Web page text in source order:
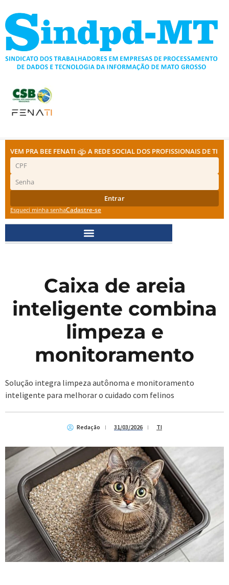
para
conteúdo
VEM PRA BEE FENATI A REDE SOCIAL DOS PROFISSIONAIS DE TI
Entrar
Esqueci minha senhaCadastre-se
Caixa de areia
inteligente combina
limpeza e
monitoramento
Solução integra limpeza autônoma e monitoramento
inteligente para melhorar o cuidado com felinos
Redação 31/03/2026 TI